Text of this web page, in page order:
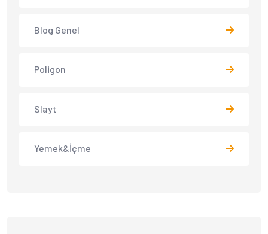
Blog Genel
Poligon
Slayt
Yemek&İçme